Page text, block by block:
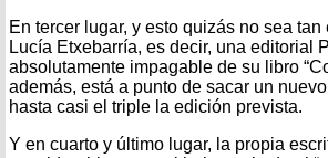
En tercer lugar, y esto quizás no sea
Lucía Etxebarría, es decir, una editorial
absolutamente impagable de su libro
además, está a punto de sacar un
hasta casi el triple la edición prevista.
Y en cuarto y último lugar, la propia